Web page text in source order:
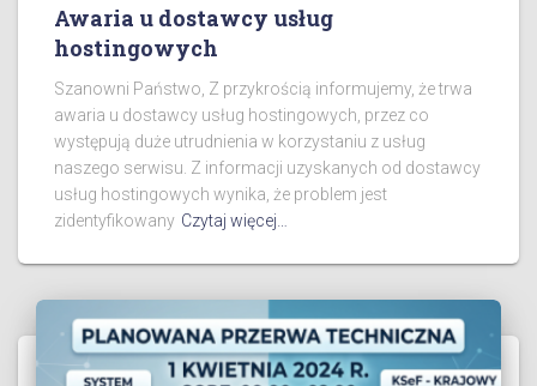
Awaria u dostawcy usług
hostingowych
Szanowni Państwo, Z przykrością informujemy, że trwa
awaria u dostawcy usług hostingowych, przez co
występują duże utrudnienia w korzystaniu z usług
naszego serwisu. Z informacji uzyskanych od dostawcy
usług hostingowych wynika, że problem jest
zidentyfikowany Czytaj więcej…